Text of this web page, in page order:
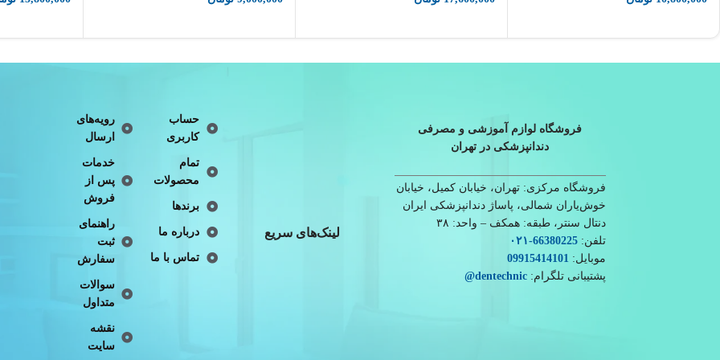
فروشگاه لوازم آموزشی و مصرفی
دندانپزشکی در تهران
فروشگاه مرکزی: تهران، خیابان کمیل، خیابان
خوش‌یاران شمالی، پاساژ دندانپزشکی ایران
دنتال سنتر، طبقه: همکف – واحد: ۳۸
تلفن:66380225-۰۲۱
موبایل: 09915414101
پشتیبانی تلگرام:dentechnic
@
لینک‌های سریع
حساب
کاربری
تمام
محصولات
برندها
درباره ما
تماس با ما
رویه‌های
ارسال
خدمات
پس از
فروش
راهنمای
ثبت
سفارش
سوالات
متداول
نقشه
سایت